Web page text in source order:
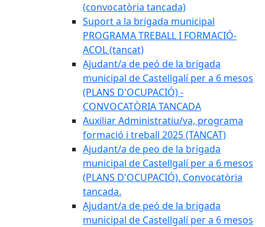
(convocatòria tancada)
Suport a la brigada municipal
PROGRAMA TREBALL I FORMACIÓ-
ACOL (tancat)
Ajudant/a de peó de la brigada
municipal de Castellgalí per a 6 mesos
(PLANS D'OCUPACIÓ) -
CONVOCATÒRIA TANCADA
Auxiliar Administratiu/va, programa
formació i treball 2025 (TANCAT)
Ajudant/a de peo de la brigada
municipal de Castellgalí per a 6 mesos
(PLANS D'OCUPACIÓ). Convocatòria
tancada.
Ajudant/a de peó de la brigada
municipal de Castellgalí per a 6 mesos